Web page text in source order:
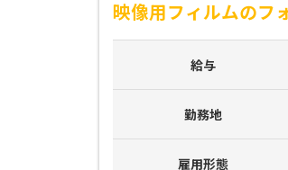
映像用フィルムのフ
給与
勤務地
雇用形態